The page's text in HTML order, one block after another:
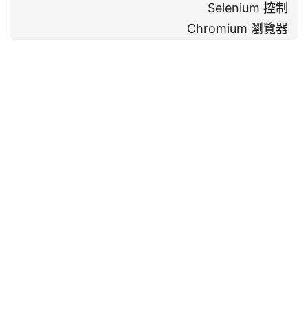
Selenium 控制
Chromium 瀏覽器